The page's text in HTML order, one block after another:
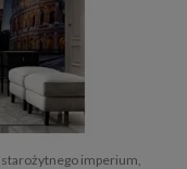
imperium,